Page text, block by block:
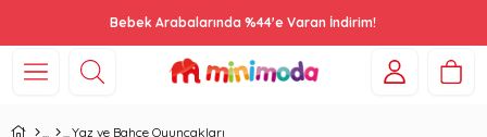
Bebek Arabalarında %44'e Varan İndirim!
Yaz ve Bahçe Oyuncakları